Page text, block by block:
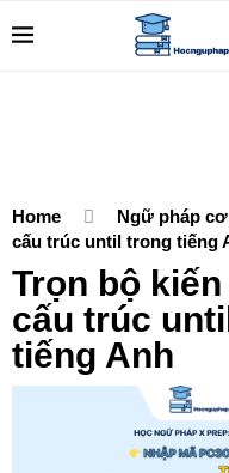
Home Ngữ pháp
cấu trúc until trong tiếng
Trọn bộ
cấu trúc
tiếng Anh